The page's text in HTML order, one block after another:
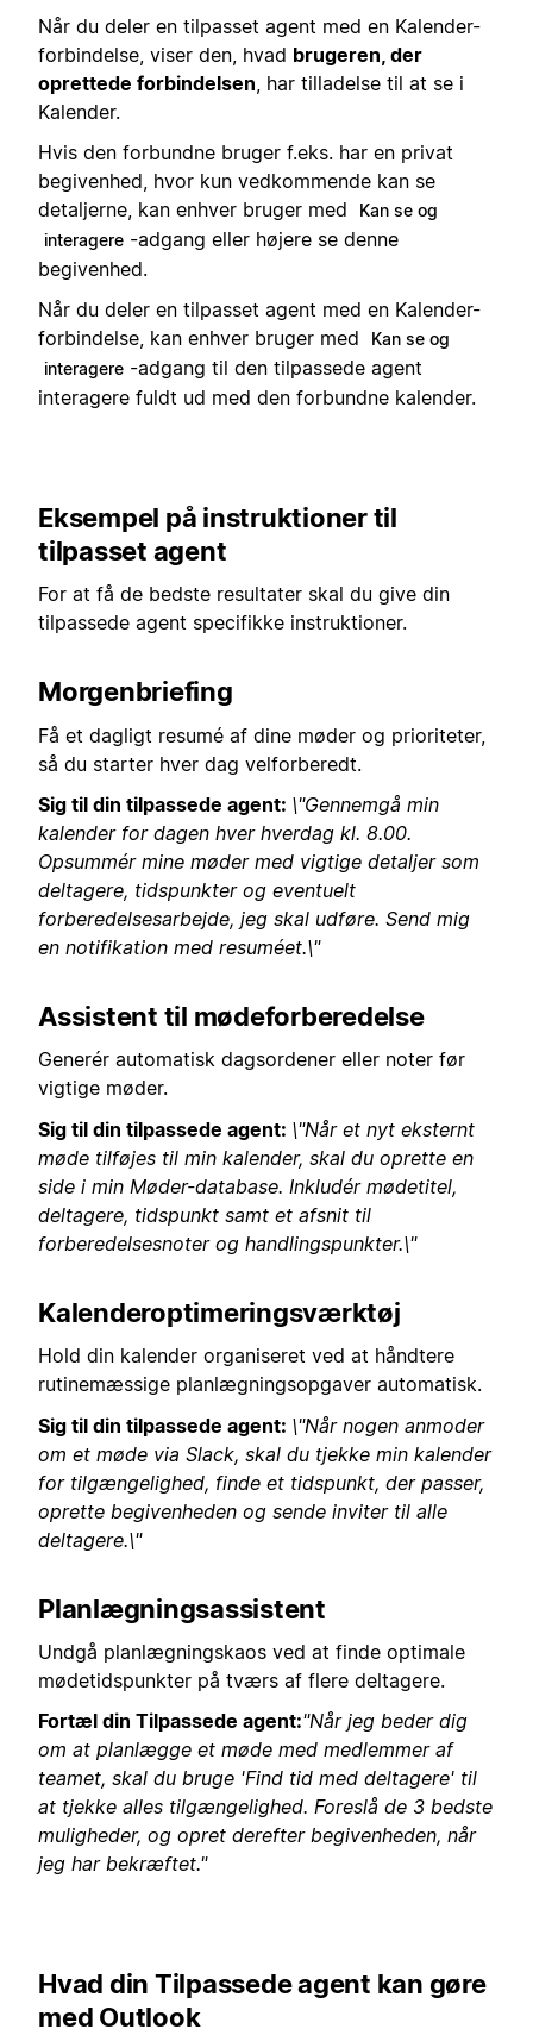
Når du deler en tilpasset agent med en Kalender-
forbindelse, viser den, hvad brugeren, der
oprettede forbindelsen , har tilladelse til at se i
Kalender.
Hvis den forbundne bruger f.eks. har en privat
begivenhed, hvor kun vedkommende kan se
detaljerne, kan enhver bruger med
Kan se og
interagere -adgang eller højere se denne
begivenhed.
Når du deler en tilpasset agent med en Kalender-
forbindelse, kan enhver bruger med
Kan se og
interagere -adgang til den tilpassede agent
interagere fuldt ud med den forbundne kalender.
Eksempel på instruktioner til
tilpasset agent
For at få de bedste resultater skal du give din
tilpassede agent specifikke instruktioner.
Morgenbriefing
Få et dagligt resumé af dine møder og prioriteter,
så du starter hver dag velforberedt.
Sig til din tilpassede agent: \"Gennemgå min
kalender for dagen hver hverdag kl. 8.00.
Opsummér mine møder med vigtige detaljer som
deltagere, tidspunkter og eventuelt
forberedelsesarbejde, jeg skal udføre. Send mig
en notifikation med resuméet.\"
Assistent til mødeforberedelse
Generér automatisk dagsordener eller noter før
vigtige møder.
Sig til din tilpassede agent: \"Når et nyt eksternt
møde tilføjes til min kalender, skal du oprette en
side i min Møder-database. Inkludér mødetitel,
deltagere, tidspunkt samt et afsnit til
forberedelsesnoter og handlingspunkter.\"
Kalenderoptimeringsværktøj
Hold din kalender organiseret ved at håndtere
rutinemæssige planlægningsopgaver automatisk.
Sig til din tilpassede agent: \"Når nogen anmoder
om et møde via Slack, skal du tjekke min kalender
for tilgængelighed, finde et tidspunkt, der passer,
oprette begivenheden og sende inviter til alle
deltagere.\"
Planlægningsassistent
Undgå planlægningskaos ved at finde optimale
mødetidspunkter på tværs af flere deltagere.
Fortæl din Tilpassede agent:"Når jeg beder dig
om at planlægge et møde med medlemmer af
teamet, skal du bruge 'Find tid med deltagere' til
at tjekke alles tilgængelighed. Foreslå de 3 bedste
muligheder, og opret derefter begivenheden, når
jeg har bekræftet."
Hvad din Tilpassede agent kan gøre
med Outlook